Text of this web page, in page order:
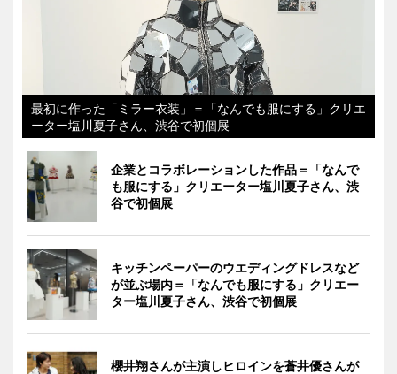
最初に作った「ミラー衣装」＝「なんでも服にする」クリエ
ーター塩川夏子さん、渋谷で初個展
企業とコラボレーションした作品＝「なんで
も服にする」クリエーター塩川夏子さん、渋
谷で初個展
キッチンペーパーのウエディングドレスなど
が並ぶ場内＝「なんでも服にする」クリエー
ター塩川夏子さん、渋谷で初個展
櫻井翔さんが主演しヒロインを蒼井優さんが